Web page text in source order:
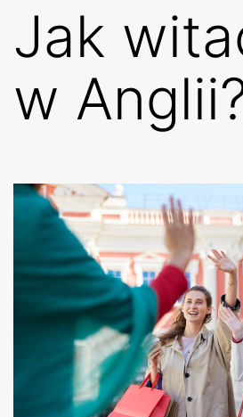
Jak
w